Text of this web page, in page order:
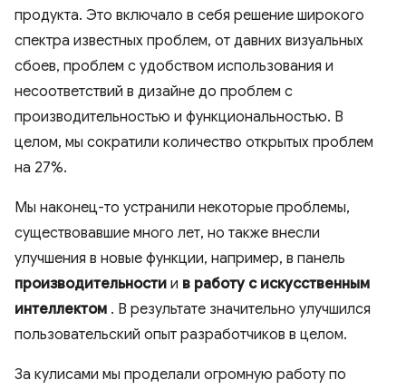
продукта. Это включало в себя решение широкого
спектра известных проблем, от давних визуальных
сбоев, проблем с удобством использования и
несоответствий в дизайне до проблем с
производительностью и функциональностью. В
целом, мы сократили количество открытых проблем
на 27%.
Мы наконец-то устранили некоторые проблемы,
существовавшие много лет, но также внесли
улучшения в новые функции, например, в панель
производительности и в работу с искусственным
интеллектом . В результате значительно улучшился
пользовательский опыт разработчиков в целом.
За кулисами мы проделали огромную работу по